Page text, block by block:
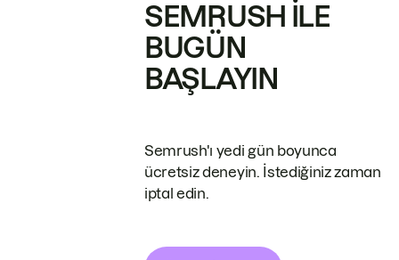
SEMRUSH ILE
BUGÜN
BAŞLAYIN
Semrush'ı yedi gün boyunca
ücretsiz deneyin. İstediğiniz zaman
iptal edin.